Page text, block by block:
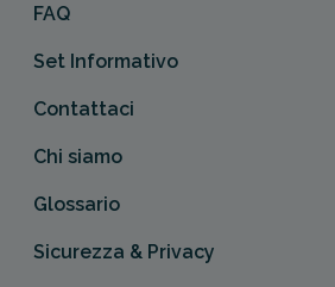
FAQ
Set Informativo
Contattaci
Chi siamo
Glossario
Sicurezza & Privacy